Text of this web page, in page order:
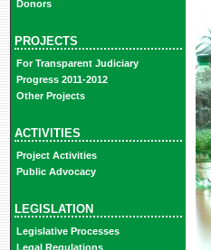
Donors
PROJECTS
For Transparent Judiciary
Progress 2011-2012
Other Projects
ACTIVITIES
Project Activities
Public Advocacy
LEGISLATION
Legislative Processes
Legal Regulations